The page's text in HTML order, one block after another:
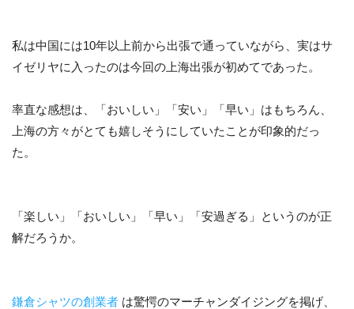
私は中国には10年以上前から出張で通っていながら、実はサ
イゼリヤに入ったのは今回の上海出張が初めてであった。
率直な感想は、「おいしい」「安い」「早い」はもちろん、
上海の方々がとても嬉しそうにしていたことが印象的だっ
た。
「楽しい」「おいしい」「早い」「安過ぎる」というのが正
解だろうか。
鎌倉シャツの創業者 は驚愕のマーチャンダイジングを掲げ、